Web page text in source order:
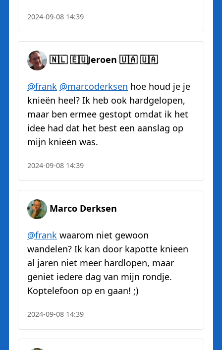
2024-09-08 14:39
🇳🇱 🇪🇺Jeroen 🇺🇦 🇺🇦
@frank @marcoderksen hoe houd je je
knieën heel? Ik heb ook hardgelopen,
maar ben ermee gestopt omdat ik het
idee had dat het best een aanslag op
mijn knieën was.
2024-09-08 14:39
Marco Derksen
@frank waarom niet gewoon
wandelen? Ik kan door kapotte knieen
al jaren niet meer hardlopen, maar
geniet iedere dag van mijn rondje.
Koptelefoon op en gaan! ;)
2024-09-08 14:39